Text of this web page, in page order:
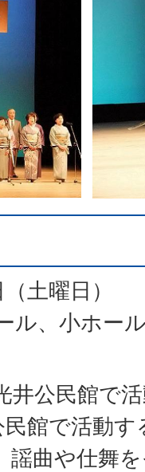
土曜日）
ル、小ホー
井公民館で
民館で活動
謡曲や仕舞